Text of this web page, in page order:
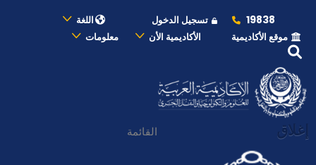
19838 تسجيل الدخول
اللغة
موقع الأكاديمية
الأكاديمية الأن معلومات
إغلاق القائمة